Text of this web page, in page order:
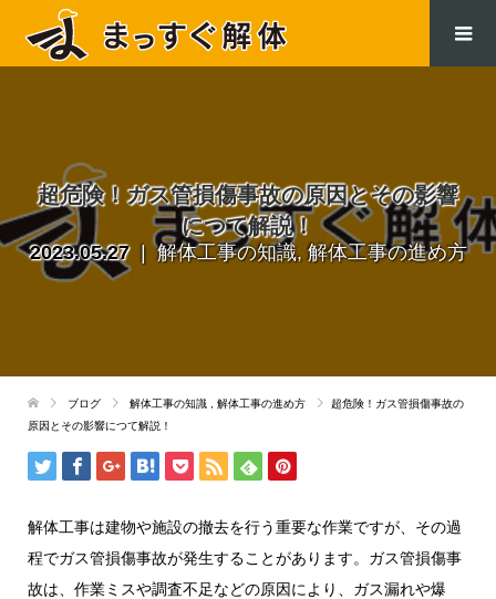
超危険！ガス管損傷事故の原因とその影響
につて解説！
2023.05.27 解体工事の知識,解体工事の進め方
ブログ 解体工事の知識 解体工事の進め方
超危険！ガス管損傷事故の
原因とその影響につて解説！
解体工事は建物や施設の撤去を行う重要な作業ですが、その過
程でガス管損傷事故が発生することがあります。ガス管損傷事
故は、作業ミスや調査不足などの原因により、ガス漏れや爆